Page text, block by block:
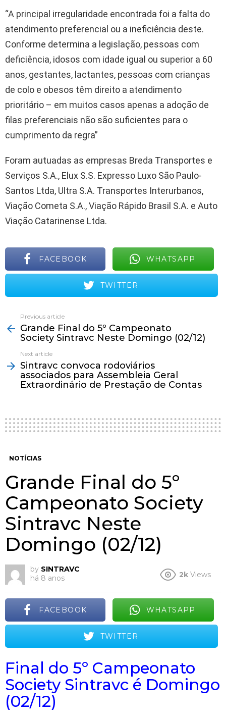
“A principal irregularidade encontrada foi a falta do
atendimento preferencial ou a ineficiência deste.
Conforme determina a legislação, pessoas com
deficiência, idosos com idade igual ou superior a 60
anos, gestantes, lactantes, pessoas com crianças
de colo e obesos têm direito a atendimento
prioritário – em muitos casos apenas a adoção de
filas preferenciais não são suficientes para o
cumprimento da regra”
Foram autuadas as empresas Breda Transportes e
Serviços S.A., Elux S.S. Expresso Luxo São Paulo-
Santos Ltda, Ultra S.A. Transportes Interurbanos,
Viação Cometa S.A., Viação Rápido Brasil S.A. e Auto
Viação Catarinense Ltda.
FACEBOOK WHATSAPP
TWITTER
more
Previous article
Grande Final do 5º Campeonato
Society Sintravc Neste Domingo (02/12)
Next article
Sintravc convoca rodoviários
associados para Assembleia Geral
Extraordinário de Prestação de Contas
NOTÍCIAS
Grande Final do 5º
Campeonato Society
Sintravc Neste
Domingo (02/12)
by SINTRAVC
há 8 anos
2k Views
FACEBOOK WHATSAPP
TWITTER
Final do 5º Campeonato
Society Sintravc é Domingo
(02/12)